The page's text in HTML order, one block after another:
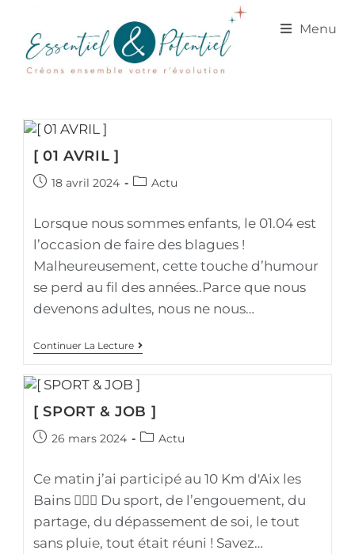
Menu
[ 01 AVRIL ]
18 avril 2024 Actu
Lorsque nous sommes enfants, le 01.04 est
l’occasion de faire des blagues !
Malheureusement, cette touche d’humour
se perd au fil des années..Parce que nous
devenons adultes, nous ne nous…
Continuer La Lecture
[ SPORT & JOB ]
26 mars 2024 Actu
Ce matin j’ai participé au 10 Km d'Aix les
Bains 🏃🏻‍♀️ Du sport, de l’engouement, du
partage, du dépassement de soi, le tout
sans pluie, tout était réuni ! Savez…